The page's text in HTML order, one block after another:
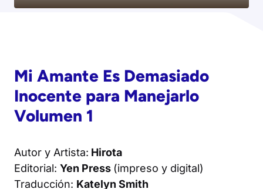
Mi Amante Es Demasiado
Inocente para Manejarlo
Volumen 1
Autor y Artista: Hirota
Editorial: Yen Press (impreso y digital)
Traducción: Katelyn Smith